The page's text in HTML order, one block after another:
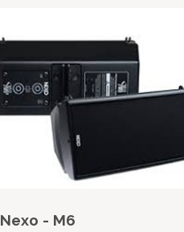
Nexo - M6